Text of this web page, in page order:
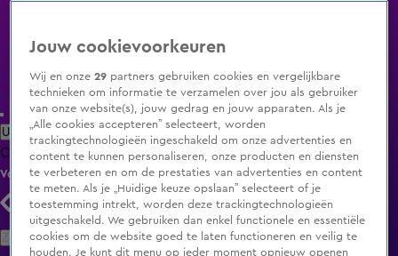
Uitzending Gemist Populaire programma's Zenders Genres
ClipsFilmsRadioSmart TV inlogShop
Volg KIJK
Zoeken
Jouw cookievoorkeuren
Wij en onze29 partners gebruiken cookies en vergelijkbare
technieken om informatie te verzamelen over jou als gebruiker
van onze website(s), jouw gedrag en jouw apparaten. Als je
„Alle cookies accepteren” selecteert, worden
trackingtechnologieën ingeschakeld om onze advertenties en
content te kunnen personaliseren, onze producten en diensten
te verbeteren en om de prestaties van advertenties en content
te meten. Als je „Huidige keuze opslaan” selecteert of je
toestemming intrekt, worden deze trackingtechnologieën
uitgeschakeld. We gebruiken dan enkel functionele en essentiële
cookies om de website goed te laten functioneren en veilig te
houden. Je kunt dit menu op ieder moment opnieuw openen